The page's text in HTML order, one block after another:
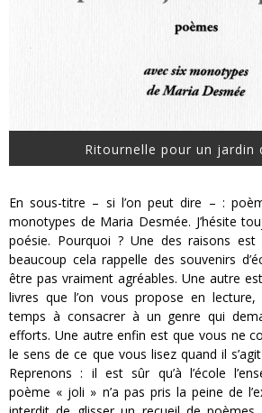
Ritournelle pour un jardin
En sous-titre – si l’on peut dire – :
monotypes de Maria Desmée. J’hésite
poésie. Pourquoi ? Une des raisons
beaucoup cela rappelle des souvenirs
être pas vraiment agréables. Une autre
livres que l’on vous propose en lecture,
temps à consacrer à un genre qui
efforts. Une autre enfin est que vous ne
le sens de ce que vous lisez quand il
Reprenons : il est sûr qu’à l’école
poème « joli » n’a pas pris la peine de